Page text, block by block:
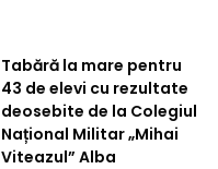
Tabără la mare pentru
43 de elevi cu rezultate
deosebite de la Colegiul
Național Militar „Mihai
Viteazul” Alba